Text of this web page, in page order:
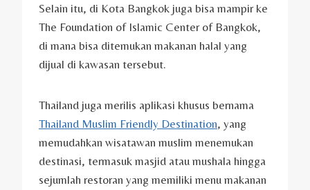
Selain itu, di Kota Bangkok juga bisa mampir ke
The Foundation of Islamic Center of Bangkok,
di mana bisa ditemukan makanan halal yang
dijual di kawasan tersebut.
Thailand juga merilis aplikasi khusus bernama
Thailand Muslim Friendly Destination, yang
memudahkan wisatawan muslim menemukan
destinasi, termasuk masjid atau mushala hingga
sejumlah restoran yang memiliki menu makanan